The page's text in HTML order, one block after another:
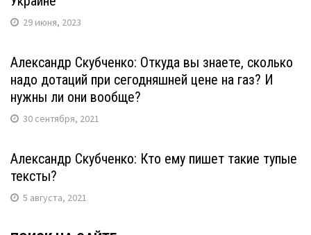
29 июня, 2023
Александр Скубченко: Откуда вы знаете, сколько
надо дотаций при сегодняшней цене на газ? И
нужны ли они вообще?
30 сентября, 2021
Александр Скубченко: Кто ему пишет такие тупые
тексты?
5 августа, 2021